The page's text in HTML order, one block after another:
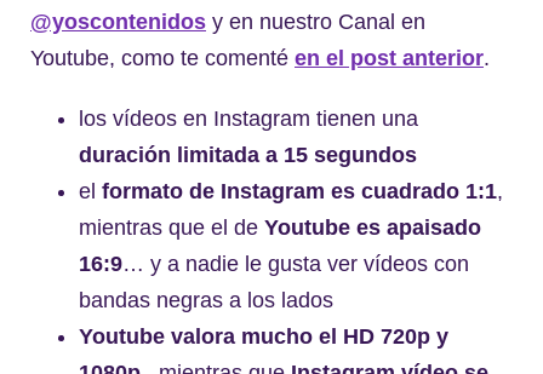
@yoscontenidos y en nuestro Canal en
Youtube, como te comenté en el post anterior.
los vídeos en Instagram tienen una
duración limitada a 15 segundos
el formato de Instagram es cuadrado 1:1,
mientras que el de Youtube es apaisado
16:9… y a nadie le gusta ver vídeos con
bandas negras a los lados
Youtube valora mucho el HD 720p y